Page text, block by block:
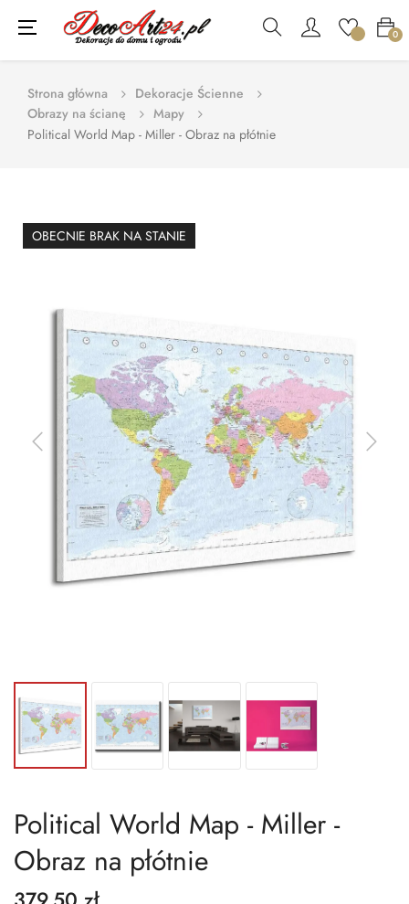
0
Toggle
navigation
☰
Strona główna
Dekoracje Ścienne
Obrazy na ścianę
Mapy
Political World Map - Miller - Obraz na płótnie
OBECNIE BRAK NA STANIE
Political World Map - Miller -
Obraz na płótnie